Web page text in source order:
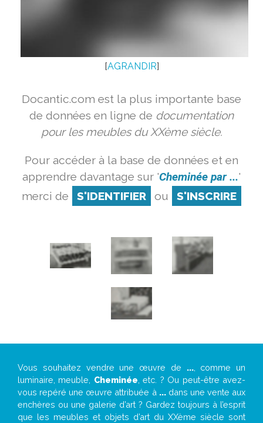
[AGRANDIR]
Docantic.com est la plus importante base
de données en ligne de documentation
pour les meubles du XXème siècle.
Pour accéder à la base de données et en
apprendre davantage sur 'Cheminée par ...'
merci de
S'IDENTIFIER ou S'INSCRIRE
Vous souhaitez vendre une œuvre de ..., comme un
luminaire, meuble, Cheminée , etc. ? Ou peut-être avez-
vous repéré une œuvre attribuée à ...dans une vente aux
enchères ou une galerie d’art ? Gardez toujours à l’esprit
que les meubles et objets d’art du XXème siècle sont